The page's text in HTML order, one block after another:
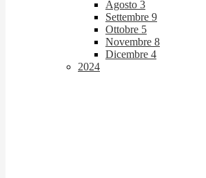
Agosto 3
Settembre 9
Ottobre 5
Novembre 8
Dicembre 4
2024